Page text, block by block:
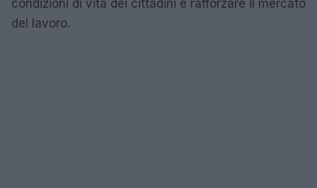
condizioni di vita dei cittadini e rafforzare il mercato
del lavoro.